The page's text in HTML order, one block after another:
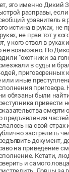
это именно Дикий
расправы, если
уравнитель в
истина в руках, не
не прав тот у
у кого ствол в руках
не возможно. По
"охотники за
в суды и
приговоренных
или иные
приговора.
обязаны были
привести
смерти
предъявления
на свой страх
застрелить
документ,
на приведение
Кстати,
и самого